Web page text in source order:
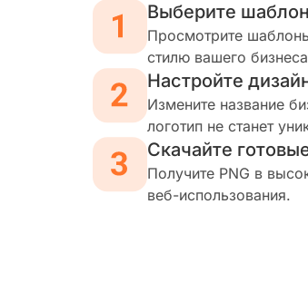
Выберите
Просмотрите
стилю вашего
Настройте
Измените название
логотип не станет
Скачайте
Получите PNG в
веб-использования.